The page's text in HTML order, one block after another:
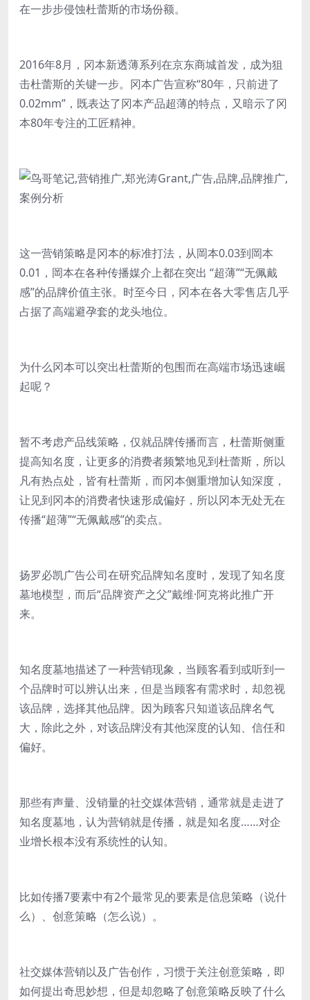
在一步步侵蚀杜蕾斯的市场份额。
2016年8月，冈本新透薄系列在京东商城首发，成为狙
击杜蕾斯的关键一步。冈本广告宣称“80年，只前进了
0.02mm”，既表达了冈本产品超薄的特点，又暗示了冈
本80年专注的工匠精神。
这一营销策略是冈本的标准打法，从岡本0.03到岡本
0.01，岡本在各种传播媒介上都在突出 “超薄”“无佩戴
感”的品牌价值主张。时至今日，冈本在各大零售店几乎
占据了高端避孕套的龙头地位。
为什么冈本可以突出杜蕾斯的包围而在高端市场迅速崛
起呢？
暂不考虑产品线策略，仅就品牌传播而言，杜蕾斯侧重
提高知名度，让更多的消费者频繁地见到杜蕾斯，所以
凡有热点处，皆有杜蕾斯，而冈本侧重增加认知深度，
让见到冈本的消费者快速形成偏好，所以冈本无处无在
传播“超薄”“无佩戴感”的卖点。
扬罗必凯广告公司在研究品牌知名度时，发现了知名度
墓地模型，而后“品牌资产之父”戴维·阿克将此推广开
来。
知名度墓地描述了一种营销现象，当顾客看到或听到一
个品牌时可以辨认出来，但是当顾客有需求时，却忽视
该品牌，选择其他品牌。因为顾客只知道该品牌名气
大，除此之外，对该品牌没有其他深度的认知、信任和
偏好。
那些有声量、没销量的社交媒体营销，通常就是走进了
知名度墓地，认为营销就是传播，就是知名度……对企
业增长根本没有系统性的认知。
比如传播7要素中有2个最常见的要素是信息策略（说什
么）、创意策略（怎么说）。
社交媒体营销以及广告创作，习惯于关注创意策略，即
如何提出奇思妙想，但是却忽略了创意策略反映了什么